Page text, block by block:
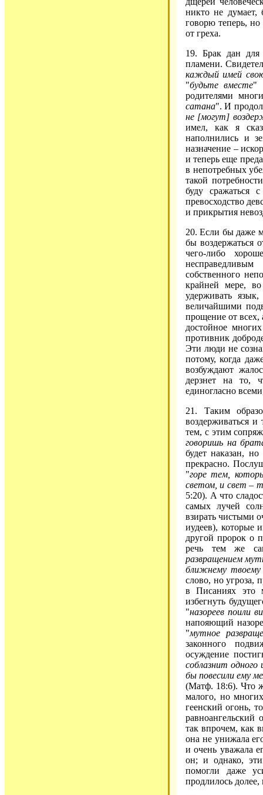
никто не
говорю теперь, но
от греха.
19. Брак дан для
пламени.
каждый имей
"будьте вместе"
родителями
сатана". И
не [могут]
имел, как я
наполнились и
назначение –
и теперь еще
в непотребных
такой
буду сражаться
превосходство
и прикрытия
20. Если бы даже
бы воздержаться
чего-либо
собственного
крайней мере,
удерживать
величайшими
прощение от всех,
достойное
противник
Эти люди не
потому, когда
возбуждают
дерзнет на то,
единогласно
21. Таким
воздерживаться
тем, с этим
говоришь на
будет наказан,
прекрасно.
"горе тем,
светом, и свет –
5:20). А что
самых лучей
взирать чистыми
иудеев), которые
другой пророк о
речь тем же
развращением
ближнему твоему
слово, но угроза,
в Писаниях это
избегнуть
"назореев поили
напояющий
"мутное
законного
осуждение
соблазнит одного
бы повесили ему
(Матф. 18:6). Что
малого, но
геенский огонь,
так впрочем, как
она не унижала
и очень уважала
он; и однако,
помогли даже
продлилось